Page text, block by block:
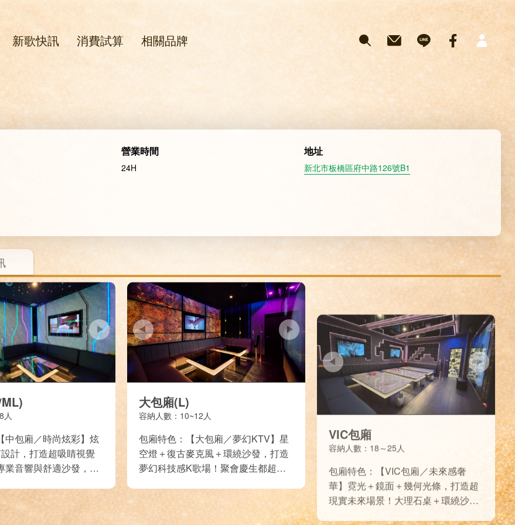
新歌快訊 消費試算 相關品牌
營業時間
24H
地址
新北市板橋區府中路126號B1
人
中包廂／時尚炫彩】炫
計，打造超吸睛視覺
業音響與舒適沙發，小
大包廂(L)
容納人數：10~12人
包廂特色：【大包廂／夢幻KTV】星
空燈＋復古麥克風＋環繞沙發，打造
夢幻科技感K歌場！聚會慶生都超有
VIC包廂
容納人數：18～25人
包廂特色：【VIC包廂／未來感奢
華】霓光＋鏡面＋幾何光條，打造超
現實未來場景！大理石桌＋環繞沙
發，高質感又好嗨，聚會歡唱一次到
位！